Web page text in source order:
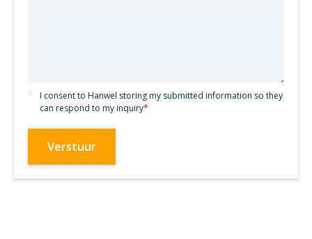
I consent to Hanwel storing my submitted information so they
can respond to my inquiry*